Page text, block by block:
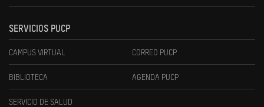
SERVICIOS PUCP
CAMPUS VIRTUAL CORREO PUCP
BIBLIOTECA AGENDA PUCP
SERVICIO DE SALUD